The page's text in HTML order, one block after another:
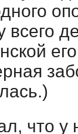
всего
что